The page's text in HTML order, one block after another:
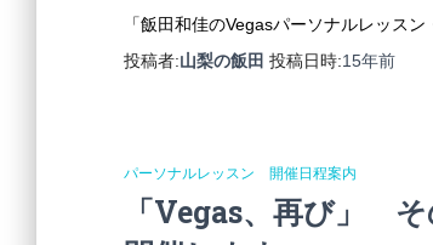
「飯田和佳のVegasパーソナルレッス
投稿者:山梨の飯田 投稿日時:15年前
パーソナルレッスン 開催日程案内
「Vegas、再び」